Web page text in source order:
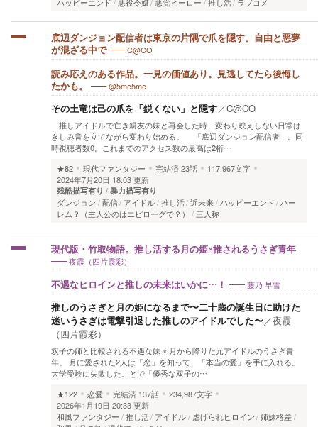
ハッピーエンド 悪役令嬢 悪党ヒーロー 推し活 ラブコメ
底辺ダンジョン配信者は東京の片隅で爪を隠す。自由と悪夢
が混ざる中で
C@CO
読み応えのある作品。一見の価値あり。見逃してたら後悔し
たかも。
@5me5me
その土竜は己の爪を「鋭くない」と隠す／C@CO
推しアイドルで亡き親友の妹と再会した時、変わり映えしない日常は
きしみ音を立てながら変わり始める。 「底辺ダンジョン配信者」。同
時視聴者数0。これまでのアクセス数の最高は2桁…
★82
現代ファンタジー 完結済23話
117,967文字
2024年7月20日 18:03 更新
残酷描写有り 暴力描写有り
ダンジョン 配信 アイドル 推し活 近未来 ハッピーエンド ハー
レム？（主人公のはエピローグで？）
三人称
現代版・竹取物語。推し活する月の姫×推されるうさぎ青年
夜霞（四片霞彩）
不遇なヒロインと推しの未来はいかに…！ 藤乃 早雪
推しのうさぎと月の姫になるまで〜二十歳の誕生日に助けた
迷いうさぎは電撃引退した推しのアイドルでした〜／夜霞
（四片霞彩）
双子の姉と比較される不遇な妹 × 月から降りた元アイドルのうさぎ青
年。 月に愛された2人は「恋」を知って、「本当の愛」を手に入れる。
大学受験に失敗したことで「優秀な双子の…
★122
恋愛 完結済 137話
234,987文字
2026年1月19日 20:33 更新
和風ファンタジー
推し活 アイドル 虐げられヒロイン 姉妹格差